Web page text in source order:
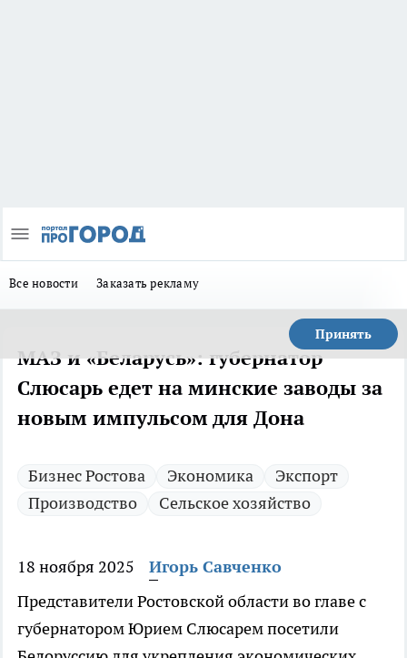
Все новости Заказать рекламу
Принять
МАЗ и «Беларусь»: губернатор
Слюсарь едет на минские заводы за
новым импульсом для Дона
Бизнес Ростова Экономика
Экспорт
Производство
Сельское хозяйство
18 ноября 2025
Игорь Савченко
Представители Ростовской области во главе с
губернатором Юрием Слюсарем посетили